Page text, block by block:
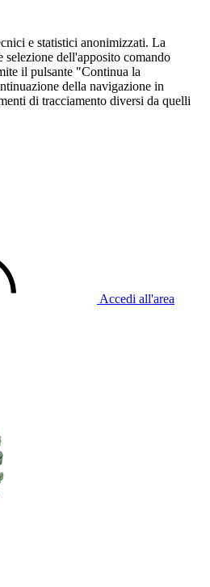
e statistici anonimizzati. La
selezione dell'apposito comando
il pulsante "Continua la
della navigazione in
di tracciamento diversi da quelli
Accedi all'area